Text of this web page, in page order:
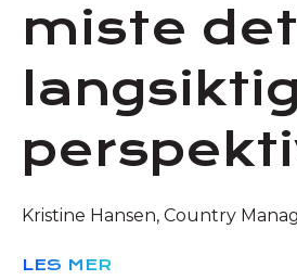
miste det
Kristine Hansen, Country
LES MER